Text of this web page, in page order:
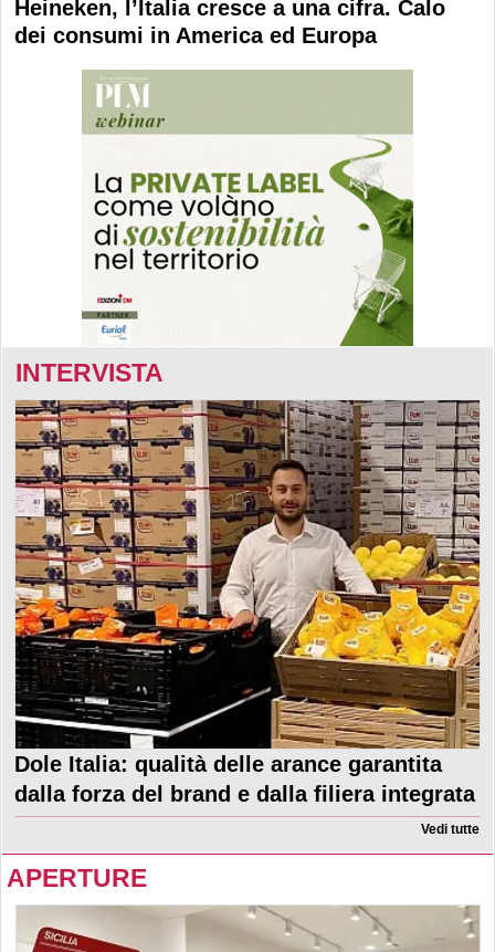
Heineken, l’Italia cresce a una cifra. Calo
dei consumi in America ed Europa
INTERVISTA
Dole Italia: qualità delle arance garantita
dalla forza del brand e dalla filiera integrata
Vedi tutte
APERTURE